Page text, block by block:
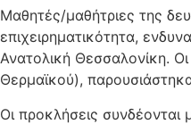
Μαθητές/μαθήτριες της
επιχειρηματικότητα,
Ανατολική Θεσσαλονίκη.
Θερμαϊκού),
Οι προκλήσεις